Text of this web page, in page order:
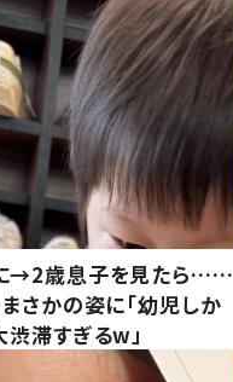
→2歳息子を見たら……
まさかの姿に「幼児しか
滞すぎるw」